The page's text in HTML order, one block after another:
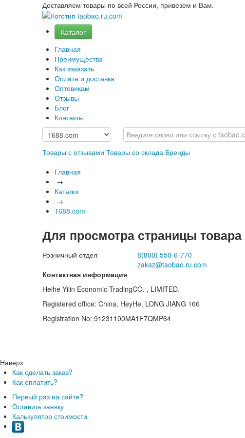
Доставляем товары по всей России, привезем и Вам.
Каталог
Главная
Преимущества
Как заказать
Оплата и доставка
Оптовикам
Отзывы
Блог
Контакты
Товары с отзывами Товары со склада Бренды
Главная
→
Каталог
→
1688.com
Для просмотра страницы товара
Розничный отдел 8(800) 550-6-770
zakaz@taobao.ru.com
Контактная информация
Heihe Yilin Economic TradingCO. , LIMITED.
Registered office: China, HeyHe, LONG JIANG 166
Registration No: 91231100MA1F7QMP64
Наверх
Как сделать заказ?
Как оплатить?
Первый раз на сайте?
Оставить заявку
Калькулятор стоимости